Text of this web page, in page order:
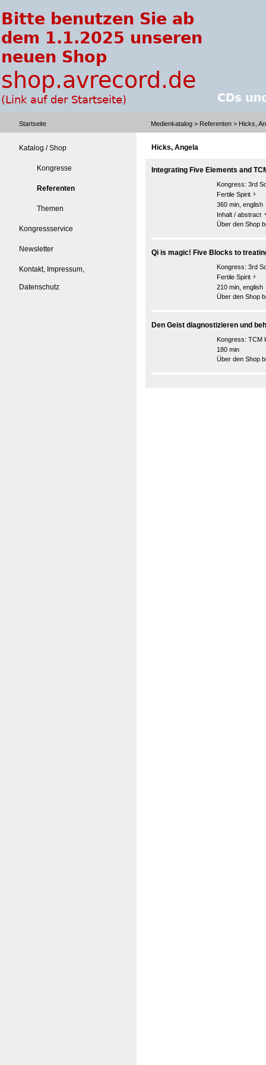
Startseite Medienkatalog > Referenten > Hicks,
Katalog / Shop
Kongresse
Referenten
Themen
Kongressservice
Newsletter
Kontakt, Impressum,
Datenschutz
Hicks, Angela
Integrating Five Elements and
Kongress: 3rd
Fertile Spirit
360 min, english
Inhalt / abstract
Über den Shop
Qi is magic! Five Blocks to
Kongress: 3rd
Fertile Spirit
210 min, english
Über den Shop
Den Geist diagnostizieren und
Kongress: TCM
180 min
Über den Shop